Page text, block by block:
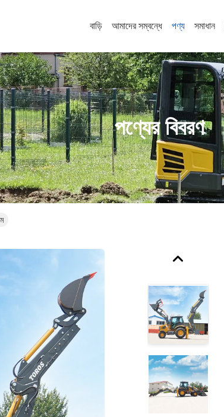
বাড়ি আমাদের সম্বন্ধে পণ্য সমাধান
পণ্যের বিবরণ